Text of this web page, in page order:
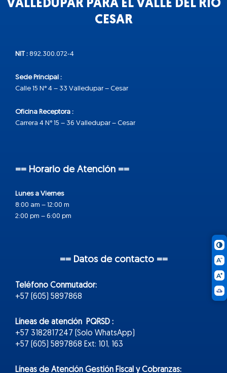
VALLEDUPAR PARA EL VALLE DEL RÍO
CESAR
NIT : 892.300.072-4
Sede Principal :
Calle 15 N° 4 – 33 Valledupar – Cesar
Oficina Receptora :
Carrera 4 N° 15 – 36 Valledupar – Cesar
== Horario de Atención ==
Lunes a Viernes
8:00 am – 12:00 m
2:00 pm – 6:00 pm
== Datos de contacto ==
Teléfono Conmutador:
+57 (605) 5897868
Líneas de atención PQRSD :
+57 3182817247 (Solo WhatsApp)
+57 (605) 5897868 Ext: 101, 163
Líneas de Atención Gestión Fiscal y Cobranzas: